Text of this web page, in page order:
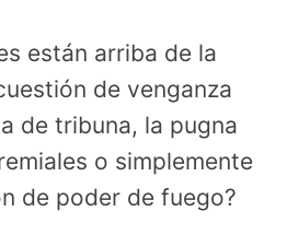
están arriba de la
de venganza
de tribuna, la pugna
o simplemente
de poder de fuego?